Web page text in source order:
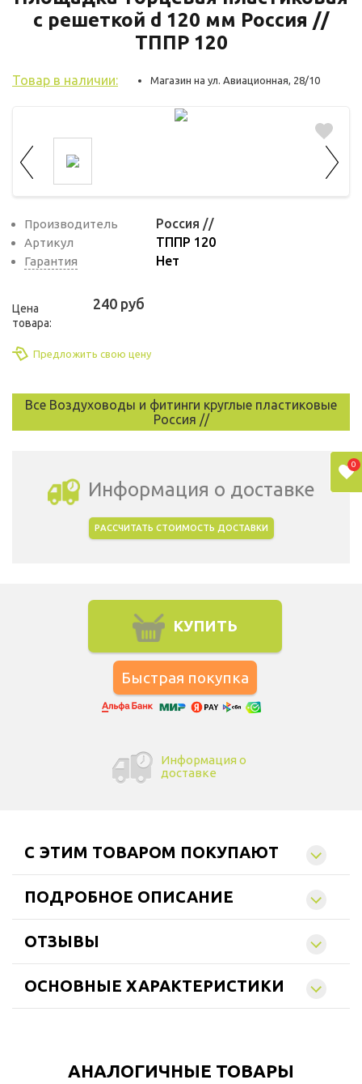
с решеткой d 120 мм Россия //
ТППР 120
Товар в наличии: Магазин на ул. Авиационная, 28/10
Производитель Россия //
Артикул ТППР 120
Гарантия Нет
Цена
товара:
240 руб
Предложить свою цену
Все Воздуховоды и фитинги круглые пластиковые
Россия //
Информация о доставке
РАССЧИТАТЬ СТОИМОСТЬ ДОСТАВКИ
КУПИТЬ
Информация о
доставке
C ЭТИМ ТОВАРОМ ПОКУПАЮТ
ПОДРОБНОЕ ОПИСАНИЕ
ОТЗЫВЫ
ОСНОВНЫЕ ХАРАКТЕРИСТИКИ
АНАЛОГИЧНЫЕ ТОВАРЫ
0
пользователей на сайте. Эти файлы cookie
помогают понять, как используется сайт,
и сделать функционал сайта максимально
удобным для пользователей.
Рекламные файлы cookie используются
для целей маркетинга и улучшения
качества рекламы. Эти файлы cookie
высокую точность и ценность содержания
маркетинговых и рекламных материалов